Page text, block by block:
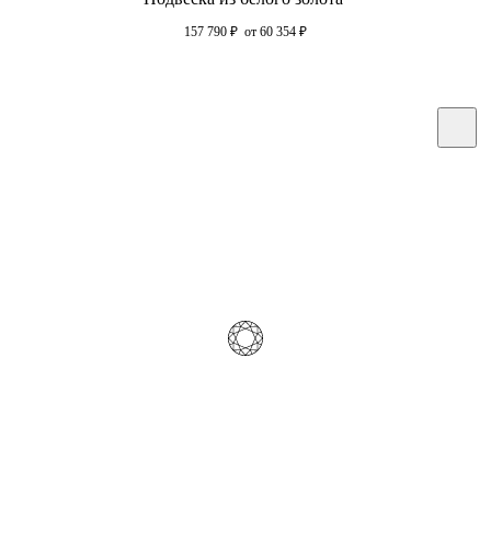
157 790 ₽ от 60 354 ₽